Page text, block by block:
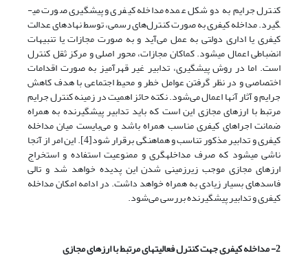
کنترل جرایم به دو شکل عمده مداخله کیفری و پیشگیری صورت می­
گیرد. مداخله کیفری به صورت کنترل‌های رسمی، توسط نهادهای عدالت
کیفری یا اداری دولتی به عمل‌ می‌آید و به صورت مجازات یا تنبیهات
انضباطی اعمال می­شود. کماکان مجازات، محور اصلی و مرکز ثقل کنترل
است. اما در روش پیشگیری، تدابیر غیر قهرآمیز به صورت اقدامات
اختصاصی و در نظر گرفتن عوامل خطر و محیط اجتماعی با هدف کاهش
جرایم و آثار آنها اعمال‌ می‌شود. نکته حائز اهمیت در زمینه کنترل جرایم
مرتبط با ارزهای مجازی این است که باید تدابیر پیشگیرنده به همراه
ضمانت اجراهای کیفری مناسب همراه باشد و‌ می‌بایست میان مداخله
کیفری و تدابیر مذکور تناسب و هماهنگی برقرار شود[4]. این امر از آنجا
ناشی می­شود که صرف مداخله­گری و ممنوعیت استفاده و استخراج
ارزهای مجازی موجب زیرزمینی شدن این پدیده خواهد شد و تالی
فاسدهای بسیار زیادی به همراه خواهد داشت. در ادامه امکان مداخله
کیفری و تدابیر پیشگیرنده بررسی‌ می‌شود.
2- مداخله کیفری جهت کنترل فعالیت­های مرتبط با ارزهای مجازی